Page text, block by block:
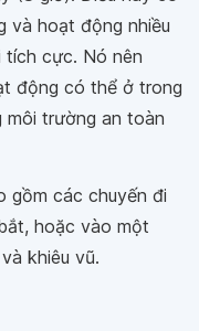
và hoạt động nhiều
tích cực. Nó nên
động có thể ở trong
môi trường an toàn
gồm các chuyến đi
hoặc vào một
khiêu vũ.